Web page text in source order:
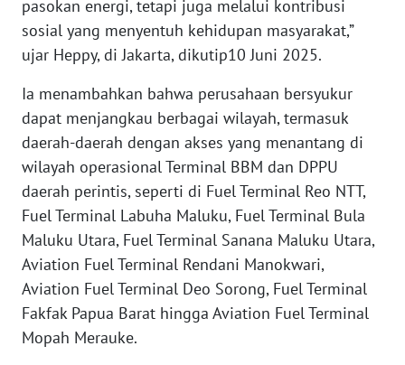
pasokan energi, tetapi juga melalui kontribusi
sosial yang menyentuh kehidupan masyarakat,”
ujar Heppy, di Jakarta, dikutip10 Juni 2025.
Ia menambahkan bahwa perusahaan bersyukur
dapat menjangkau berbagai wilayah, termasuk
daerah-daerah dengan akses yang menantang di
wilayah operasional Terminal BBM dan DPPU
daerah perintis, seperti di Fuel Terminal Reo NTT,
Fuel Terminal Labuha Maluku, Fuel Terminal Bula
Maluku Utara, Fuel Terminal Sanana Maluku Utara,
Aviation Fuel Terminal Rendani Manokwari,
Aviation Fuel Terminal Deo Sorong, Fuel Terminal
Fakfak Papua Barat hingga Aviation Fuel Terminal
Mopah Merauke.
WN
KEPRI
WN
PAPUA
WN
PAPUA
BARAT
WN
RIAU
WN
SERAMBI